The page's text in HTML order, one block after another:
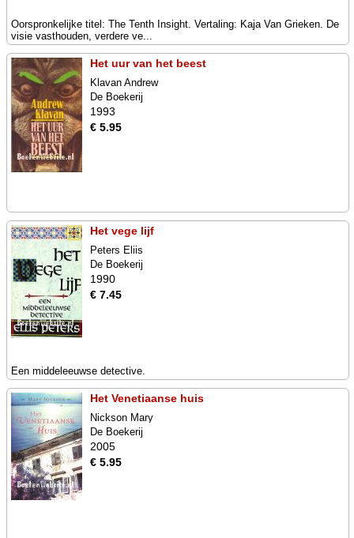
Oorspronkelijke titel: The Tenth Insight. Vertaling: Kaja Van Grieken. De
visie vasthouden, verdere ve...
Het uur van het beest
Klavan Andrew
De Boekerij
1993
€ 5.95
Het vege lijf
Peters Eliis
De Boekerij
1990
€ 7.45
Een middeleeuwse detective.
Het Venetiaanse huis
Nickson Mary
De Boekerij
2005
€ 5.95